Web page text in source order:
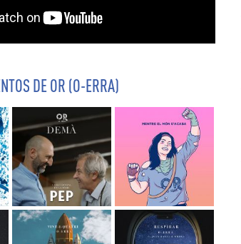
DE OR (O-ERRA)